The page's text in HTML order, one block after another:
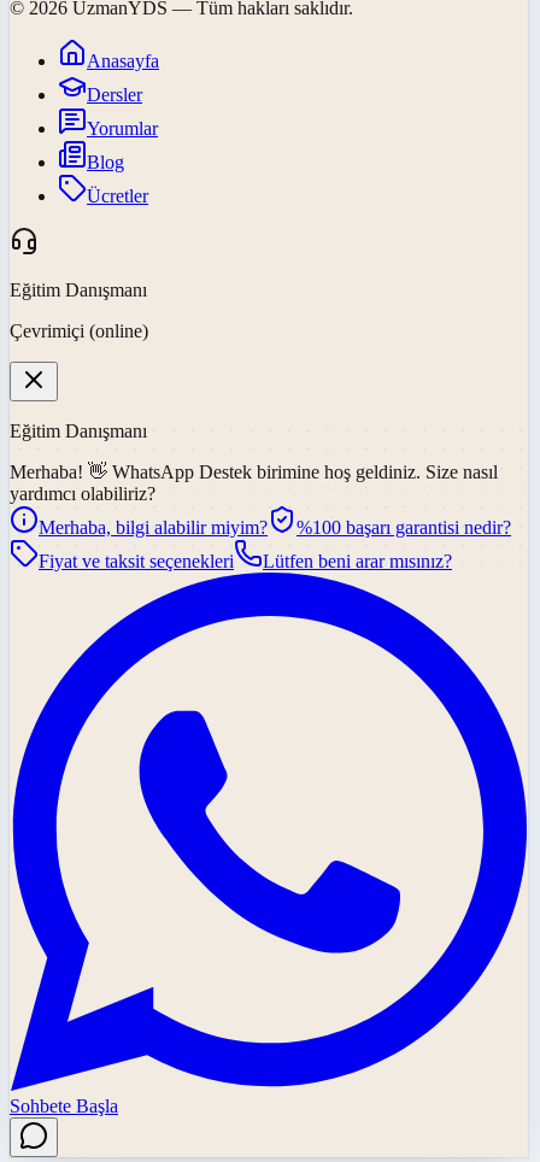
© 2026 UzmanYDS — Tüm hakları saklıdır.
Anasayfa
Dersler
Yorumlar
Blog
Ücretler
Eğitim Danışmanı
Çevrimiçi (online)
Eğitim Danışmanı
Merhaba! 👋 WhatsApp Destek birimine hoş geldiniz. Size nasıl
yardımcı olabiliriz?
Merhaba, bilgi alabilir miyim?
%100 başarı garantisi nedir?
Fiyat ve taksit seçenekleri
Lütfen beni arar mısınız?
Sohbete Başla